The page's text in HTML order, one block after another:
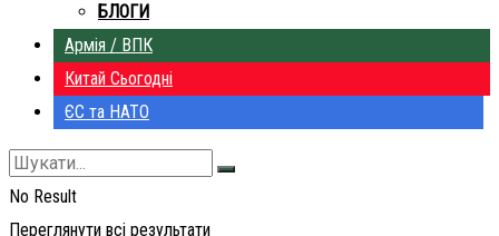
БЛОГИ
Армія / ВПК
Китай Сьогодні
ЄС та НАТО
No Result
Переглянути всі результати